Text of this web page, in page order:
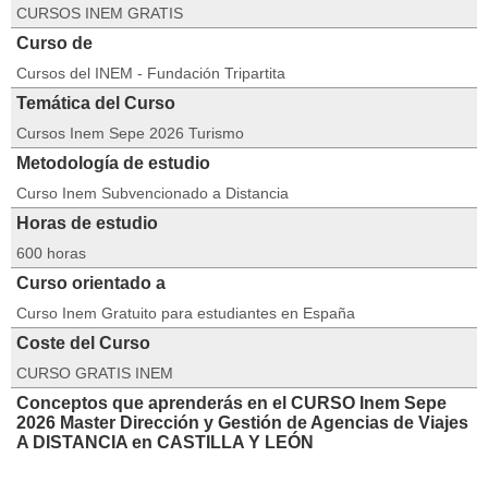
CURSOS INEM GRATIS
Curso de
Cursos del INEM - Fundación Tripartita
Temática del Curso
Cursos Inem Sepe 2026 Turismo
Metodología de estudio
Curso Inem Subvencionado a Distancia
Horas de estudio
600 horas
Curso orientado a
Curso Inem Gratuito para estudiantes en España
Coste del Curso
CURSO GRATIS INEM
Conceptos que aprenderás en el CURSO Inem Sepe
2026 Master Dirección y Gestión de Agencias de Viajes
A DISTANCIA en CASTILLA Y LEÓN